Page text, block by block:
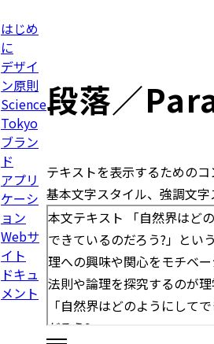
はじめ
に
デザイ
ン原則
Science
Tokyo
ブラン
ド
アプリ
ケーシ
ョン
Webサ
イト
ドキュ
メント
段落／
テキストを表示するためのコ
基本文字スタイル、強調文字